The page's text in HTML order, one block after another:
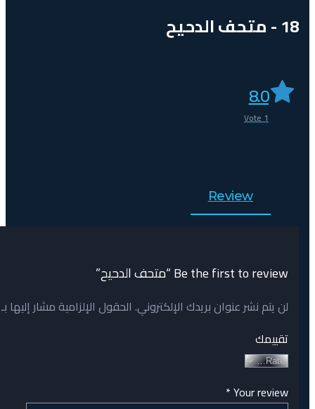
18 - متحف الدحيح
8.0
1
Vote
Review
Be the first to review “متحف الدحيح”
لن يتم نشر عنوان بريدك الإلكتروني. الحقول الإلزامية مشار إليها
تقييمك
Your review
*